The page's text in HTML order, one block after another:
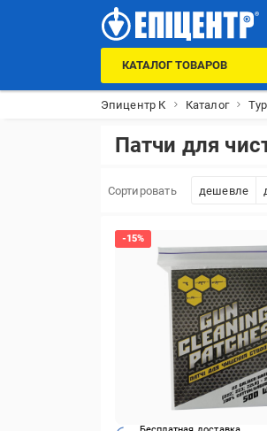
КАТАЛОГ ТОВАРОВ
Эпицентр К Каталог
Патчи для
Сортировать дешевле